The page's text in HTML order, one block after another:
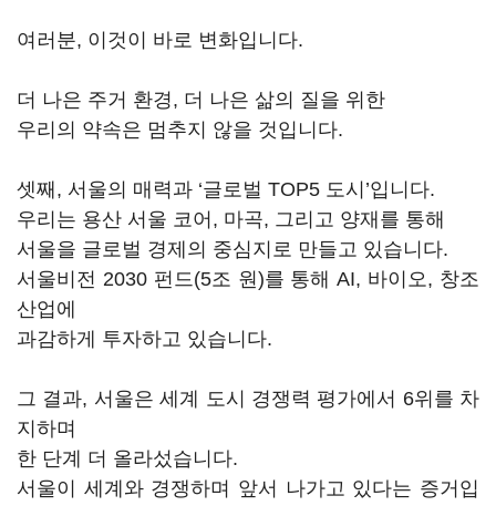
여러분, 이것이 바로 변화입니다.
더 나은 주거 환경, 더 나은 삶의 질을 위한
우리의 약속은 멈추지 않을 것입니다.
셋째, 서울의 매력과 ‘글로벌 TOP5 도시’입니다.
우리는 용산 서울 코어, 마곡, 그리고 양재를 통해
서울을 글로벌 경제의 중심지로 만들고 있습니다.
서울비전 2030 펀드(5조 원)를 통해 AI, 바이오, 창조
산업에
과감하게 투자하고 있습니다.
그 결과, 서울은 세계 도시 경쟁력 평가에서 6위를 차
지하며
한 단계 더 올라섰습니다.
서울이 세계와 경쟁하며 앞서 나가고 있다는 증거입